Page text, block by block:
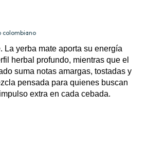
colombiano
La yerba mate aporta su energía
herbal profundo, mientras que el
suma notas amargas, tostadas y
pensada para quienes buscan
extra en cada cebada.